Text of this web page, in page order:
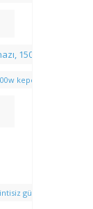
1500w kepenk
kepenk güç
güç kaynağı,